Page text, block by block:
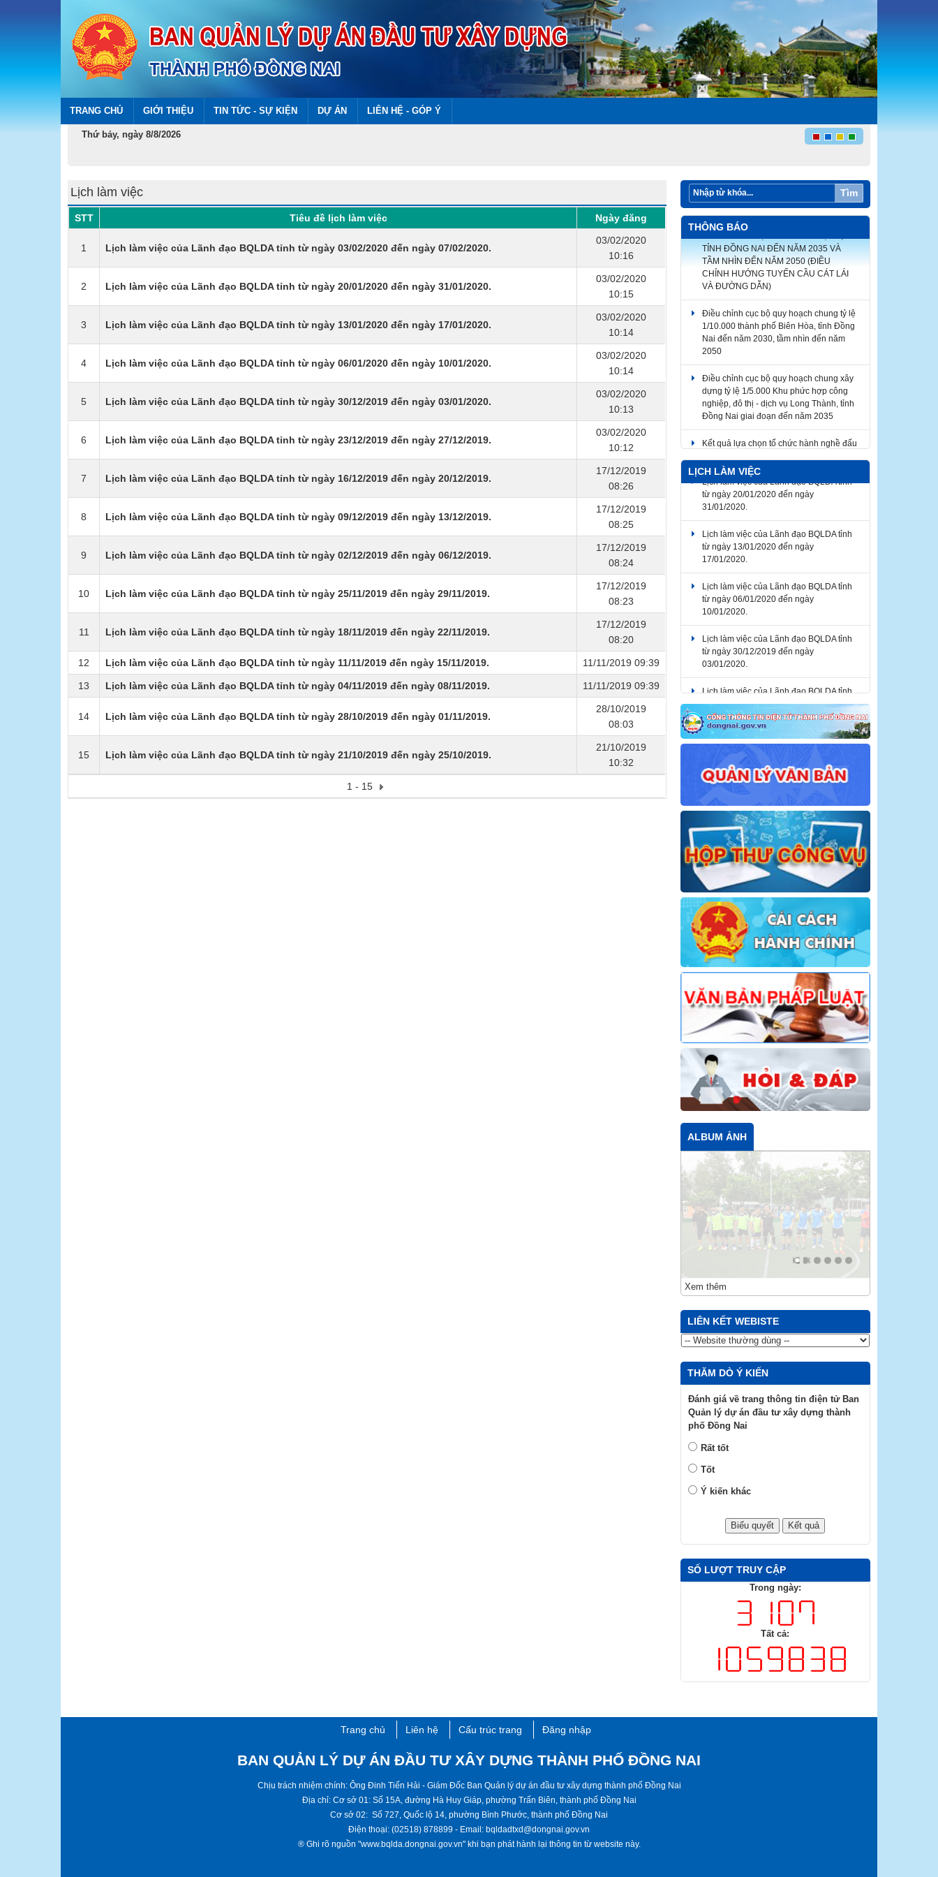
TRANG CHỦ GIỚI THIỆU TIN TỨC - SỰ KIỆN DỰ ÁN LIÊN HỆ - GÓP Ý
Thứ bảy, ngày 8/8/2026
Tìm
Lịch làm việc
STT Tiêu đề lịch làm việc Ngày đăng
1 Lịch làm việc của Lãnh đạo BQLDA tỉnh từ ngày 03/02/2020 đến ngày 07/02/2020.
03/02/2020
10:16
2 Lịch làm việc của Lãnh đạo BQLDA tỉnh từ ngày 20/01/2020 đến ngày 31/01/2020.
03/02/2020
10:15
3 Lịch làm việc của Lãnh đạo BQLDA tỉnh từ ngày 13/01/2020 đến ngày 17/01/2020.
03/02/2020
10:14
4 Lịch làm việc của Lãnh đạo BQLDA tỉnh từ ngày 06/01/2020 đến ngày 10/01/2020.
03/02/2020
10:14
5 Lịch làm việc của Lãnh đạo BQLDA tỉnh từ ngày 30/12/2019 đến ngày 03/01/2020.
03/02/2020
10:13
6 Lịch làm việc của Lãnh đạo BQLDA tỉnh từ ngày 23/12/2019 đến ngày 27/12/2019.
03/02/2020
10:12
7 Lịch làm việc của Lãnh đạo BQLDA tỉnh từ ngày 16/12/2019 đến ngày 20/12/2019.
17/12/2019
08:26
8 Lịch làm việc của Lãnh đạo BQLDA tỉnh từ ngày 09/12/2019 đến ngày 13/12/2019.
17/12/2019
08:25
9 Lịch làm việc của Lãnh đạo BQLDA tỉnh từ ngày 02/12/2019 đến ngày 06/12/2019.
17/12/2019
08:24
10 Lịch làm việc của Lãnh đạo BQLDA tỉnh từ ngày 25/11/2019 đến ngày 29/11/2019.
17/12/2019
08:23
11 Lịch làm việc của Lãnh đạo BQLDA tỉnh từ ngày 18/11/2019 đến ngày 22/11/2019.
17/12/2019
08:20
12 Lịch làm việc của Lãnh đạo BQLDA tỉnh từ ngày 11/11/2019 đến ngày 15/11/2019. 11/11/2019 09:39
13 Lịch làm việc của Lãnh đạo BQLDA tỉnh từ ngày 04/11/2019 đến ngày 08/11/2019. 11/11/2019 09:39
14 Lịch làm việc của Lãnh đạo BQLDA tỉnh từ ngày 28/10/2019 đến ngày 01/11/2019.
28/10/2019
08:03
15 Lịch làm việc của Lãnh đạo BQLDA tỉnh từ ngày 21/10/2019 đến ngày 25/10/2019.
21/10/2019
10:32
1 - 15
THÔNG BÁO
CHUNG ĐÔ THỊ MỚI NHƠN TRẠCH,
TỈNH ĐỒNG NAI ĐẾN NĂM 2035 VÀ
TẦM NHÌN ĐẾN NĂM 2050 (ĐIỀU
CHỈNH HƯỚNG TUYẾN CẦU CÁT LÁI
VÀ ĐƯỜNG DẪN)
Điều chỉnh cục bộ quy hoạch chung tỷ lệ
1/10.000 thành phố Biên Hòa, tỉnh Đồng
Nai đến năm 2030, tầm nhìn đến năm
2050
Điều chỉnh cục bộ quy hoạch chung xây
dựng tỷ lệ 1/5.000 Khu phức hợp công
nghiệp, đô thị - dịch vụ Long Thành, tỉnh
Đồng Nai giai đoạn đến năm 2035
Kết quả lựa chọn tổ chức hành nghề đấu
giá tài sản​
LỊCH LÀM VIỆC
Lịch làm việc của Lãnh đạo BQLDA tỉnh
từ ngày 20/01/2020 đến ngày
31/01/2020.
Lịch làm việc của Lãnh đạo BQLDA tỉnh
từ ngày 13/01/2020 đến ngày
17/01/2020.
Lịch làm việc của Lãnh đạo BQLDA tỉnh
từ ngày 06/01/2020 đến ngày
10/01/2020.
Lịch làm việc của Lãnh đạo BQLDA tỉnh
từ ngày 30/12/2019 đến ngày
03/01/2020.
Lịch làm việc của Lãnh đạo BQLDA tỉnh
07/02/2020.
ALBUM ẢNH
Xem thêm
LIÊN KẾT WEBISTE
THĂM DÒ Ý KIẾN
Đánh giá về trang thông tin điện tử Ban
Quản lý dự án đầu tư xây dựng thành
phố Đồng Nai
Rất tốt
Tốt
Ý kiến khác
SỐ LƯỢT TRUY CẬP
Trong ngày:
Tất cả:
Trang chủ Liên hệ Cấu trúc trang Đăng nhập
BAN QUẢN LÝ DỰ ÁN ĐẦU TƯ XÂY DỰNG THÀNH PHỐ ĐỒNG NAI
​​Chịu trách nhiệm chính: Ông Đinh Tiến Hải - ​Giám Đốc Ban Quản lý dự án đầu tư xây dựng thành phố Đồng Nai
Địa chỉ: Cơ sở 01: Số 15A, đường Hà Huy Giáp, phường Trấn Biên, thành phố ​​​Đồng Nai
Cơ sở 02: Số 727, Quốc lộ 14, phường Bình Phước, thành phố ​Đồng Nai
Điện thoại: (02518) 878899 - Email: bqldadtxd@dongnai.gov.vn
® ​Ghi rõ nguồn "www.bqlda.dongnai.gov.vn" khi bạn phát hành lại thông tin từ website này​​​.​